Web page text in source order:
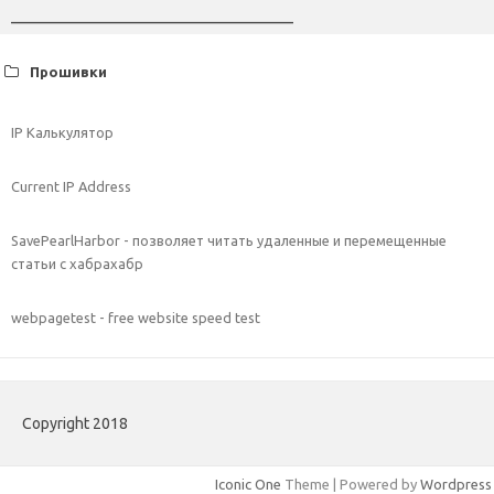
Прошивки
IP Калькулятор
Current IP Address
SavePearlHarbor - позволяет читать удаленные и перемещенные
статьи с хабрахабр
webpagetest - free website speed test
Copyright 2018
Iconic One Theme | Powered by Wordpress